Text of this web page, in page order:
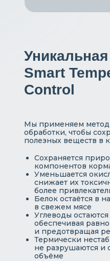
Smart
Control
Мы применяем метод
обработки, чтобы
полезных веществ в
Сохраняется
компонентов
Уменьшается
снижает их
более
Белок остаётся в
в свежем мясе
Углеводы
обеспечивая
и предотвращая
Термически
не разрушаются и
объёме